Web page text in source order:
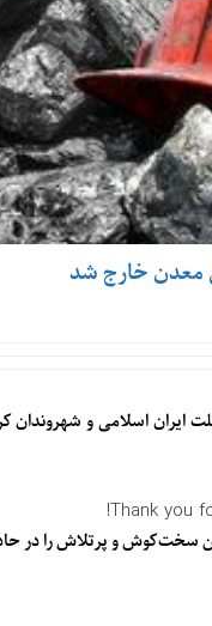
معدن خارج شد
ایران اسلامی و شهروندان
Thank you